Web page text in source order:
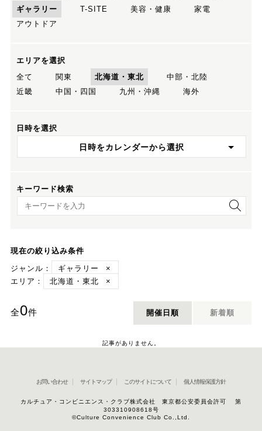
ギャラリー
T-SITE 美容・健康
家電
アウトドア
エリアを選択
全て
関東 北海道・東北
中部・北陸
近畿
中国・四国 九州・沖縄 海外
日時を選択
日時をカレンダーから選択
キーワード検索
キーワード検索
現在の絞り込み条件
ジャンル：
ギャラリー
×
エリア：
北海道・東北 ×
全0件 開催日順 新着順
記事がありません。
お問い合わせ サイトマップ このサイトについて 個人情報保護方針
カルチュア・コンビニエンス・クラブ株式会社 東京都公安委員会許可 第
303310908618号
©Culture Convenience Club Co.,Ltd.